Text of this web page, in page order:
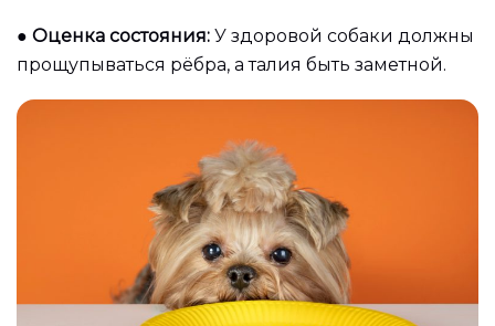
● Оценка состояния: У здоровой собаки должны
прощупываться рёбра, а талия быть заметной.